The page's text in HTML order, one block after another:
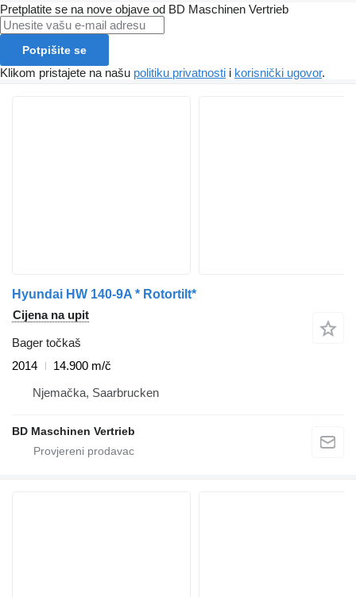
Pretplatite se na nove objave od BD Maschinen Vertrieb
Potpišite se
Klikom pristajete na našu politiku privatnosti i korisnički ugovor.
Hyundai HW 140-9A * Rotortilt*
Cijena na upit
Bager točkaš
2014
14.900 m/č
Njemačka, Saarbrucken
BD Maschinen Vertrieb